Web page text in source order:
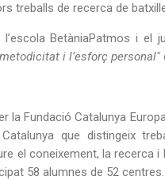
treballs de recerca de
BetàniaPatmos i el
i l’esforç personal"
la Fundació Catalunya
que distingeix
el coneixement, la recerca i
58 alumnes de 52 centres.